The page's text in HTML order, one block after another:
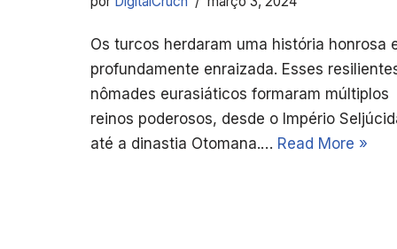
Os turcos herdaram uma história honrosa
profundamente enraizada. Esses
nômades eurasiáticos formaram múltiplos
reinos poderosos, desde o Império
até a dinastia Otomana.… Read More »